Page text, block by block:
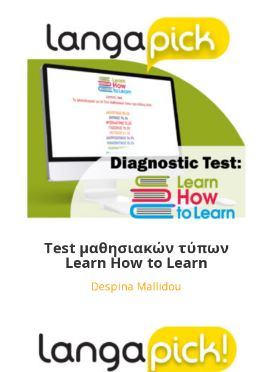
Test μαθησιακών τύπων
Learn How to Learn
Despina Mallidou